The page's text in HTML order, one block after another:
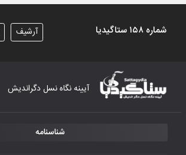
شماره ۱۵۸ ستاگیدیا آرشیف
آیینه نگاه نسل دگراندیش
شناسنامه